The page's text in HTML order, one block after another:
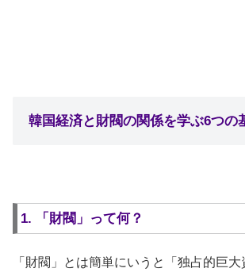
韓国経済と財閥の関係を学ぶ6つの
1. 「財閥」って何？
「財閥」とは簡単にいうと「独占的巨